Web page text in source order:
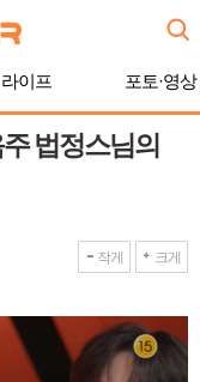
라이프 포토·영상
법정스님의
작게 크게